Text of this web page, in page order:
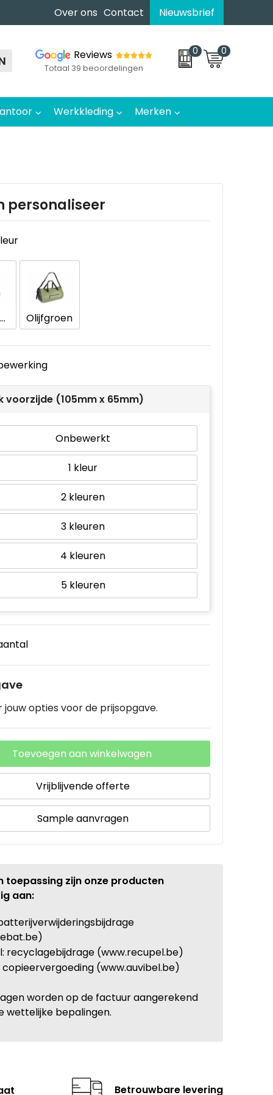
Over ons Contact Nieuwsbrief
Reviews
Totaal 39 beoordelingen
0 0
Werkkleding Merken
personaliseer
Donker Grijs Olijfgroen
voorzijde (105mm x 65mm)
Onbewerkt
1
2
3
4
5
jouw opties voor de prijsopgave.
Toevoegen aan winkelwagen
Vrijblijvende offerte
Sample aanvragen
toepassing zijn onze producten
aan:
recyclagebijdrage (www.recupel.be)
copieervergoeding (www.auvibel.be)
worden op de factuur aangerekend
wettelijke bepalingen.
Betrouwbare levering